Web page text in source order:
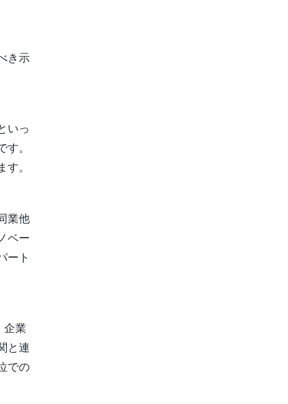
き示
いっ
。
。
業他
ベー
ート
企業
と連
での